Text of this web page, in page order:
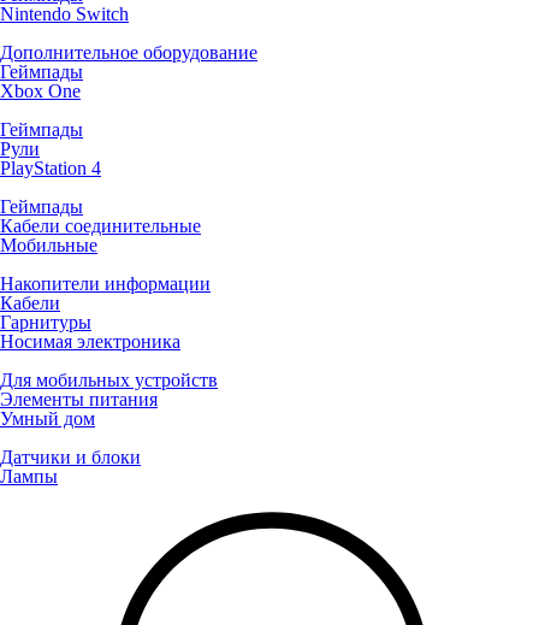
Nintendo Switch
Дополнительное оборудование
Геймпады
Xbox One
Геймпады
Рули
PlayStation 4
Геймпады
Кабели соединительные
Мобильные
Накопители информации
Кабели
Гарнитуры
Носимая электроника
Для мобильных устройств
Элементы питания
Умный дом
Датчики и блоки
Лампы